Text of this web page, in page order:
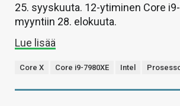
25. syyskuuta. 12-ytiminen Core
myyntiin 28. elokuuta.
Lue lisää
Core X Core i9-7980XE Intel